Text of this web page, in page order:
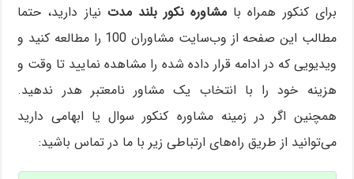
برای کنکور همراه با مشاوره نکور بلند مدت نیاز دارید، حتما
مطالب این صفحه از وب‌سایت مشاوران 100 را مطالعه کنید و
ویدیویی که در ادامه قرار داده شده را مشاهده نمایید تا وقت و
هزینه خود را با انتخاب یک مشاور نامعتبر هدر ندهید.
همچنین اگر در زمینه مشاوره کنکور سوال یا ابهامی دارید
می‌توانید از طریق راه‌های ارتباطی زیر با ما در تماس باشید: